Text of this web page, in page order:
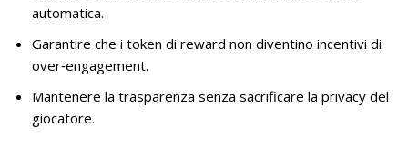
automatica.
Garantire che i token di reward non diventino incentivi di
over‑engagement.
Mantenere la trasparenza senza sacrificare la privacy del
giocatore.